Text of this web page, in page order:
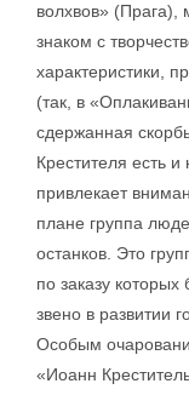
волхвов» (Прага),
знаком с
характеристики,
(так, в
сдержанная
Крестителя есть
привлекает
плане группа
останков. Это
по заказу
звено в развитии
Особым
«Иоанн